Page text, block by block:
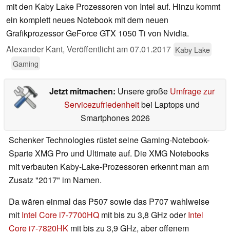
mit den Kaby Lake Prozessoren von Intel auf. Hinzu kommt
ein komplett neues Notebook mit dem neuen
Grafikprozessor GeForce GTX 1050 Ti von Nvidia.
Alexander Kant, Veröffentlicht am07.01.2017 Kaby Lake
Gaming
Jetzt mitmachen: Unsere große Umfrage zur
Servicezufriedenheitbei Laptops und
Smartphones 2026
Schenker Technologies rüstet seine Gaming-Notebook-
Sparte XMG Pro und Ultimate auf. Die XMG Notebooks
mit verbauten Kaby-Lake-Prozessoren erkennt man am
Zusatz "2017" im Namen.
Da wären einmal das P507 sowie das P707 wahlweise
mit Intel Core i7-7700HQ mit bis zu 3,8 GHz oderIntel
Core i7-7820HK mit bis zu 3,9 GHz, aber offenem